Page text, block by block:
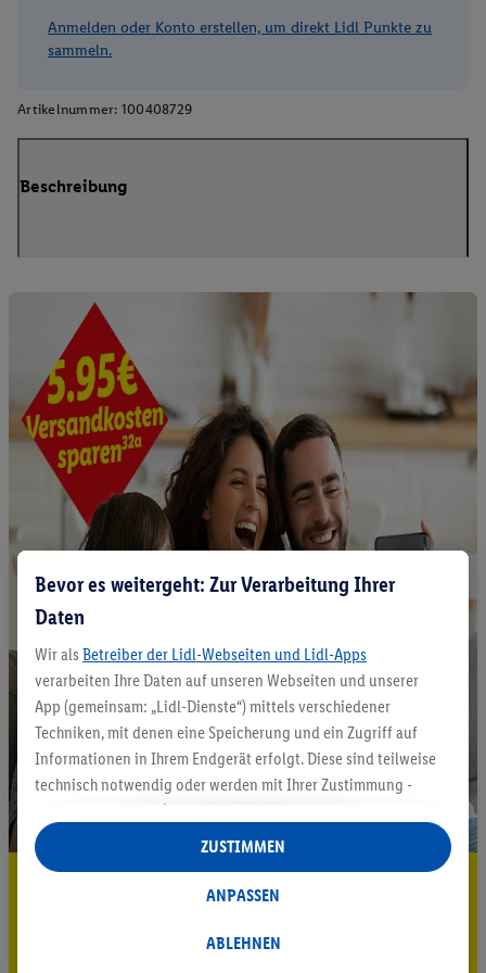
Anmelden oder Konto erstellen, um direkt Lidl Punkte zu
sammeln.
Artikelnummer: 100408729
Beschreibung
5.95 € Versand sparen³²ᵃ
Bevor es weitergeht: Zur Verarbeitung Ihrer
Daten
Wir als Betreiber der Lidl-Webseiten und Lidl-Apps
verarbeiten Ihre Daten auf unseren Webseiten und unserer
App (gemeinsam: „Lidl-Dienste“) mittels verschiedener
Techniken, mit denen eine Speicherung und ein Zugriff auf
Informationen in Ihrem Endgerät erfolgt. Diese sind teilweise
technisch notwendig oder werden mit Ihrer Zustimmung -
auch durch Partner (u.a.
Verantwortliche; im Zusammenhang mit dem IAB TCF
insgesamt
Statistik-Erstellung oder für personalisierte Werbung
Datenverarbeitungen für personalisierte Werbung werden
ABLEHNEN
ANPASSEN
ZUSTIMMEN